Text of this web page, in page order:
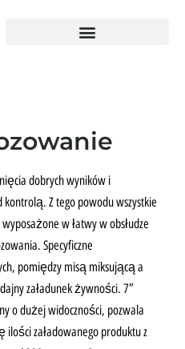
dobrych wyników i
Z tego powodu wszystkie
w łatwy w obsłudze
Specyficzne
pomiędzy misą miksującą a
załadunek żywności. 7″
o dużej widoczności, pozwala
załadowanego produktu z